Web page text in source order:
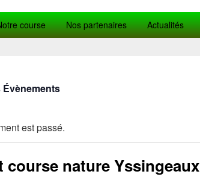
course Nos partenaires Actualités
Évènements
est passé.
course nature Yssingeaux